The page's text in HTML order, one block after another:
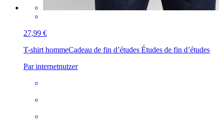
27,99 €
T-shirt hommeCadeau de fin d’études Études de fin d’études
Par internetnutzer